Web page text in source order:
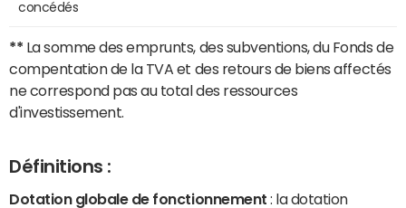
concédés
** La somme des emprunts, des subventions, du Fonds de
compentation de la TVA et des retours de biens affectés
ne correspond pas au total des ressources
d'investissement.
Définitions :
Dotation globale de fonctionnement : la dotation